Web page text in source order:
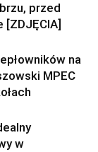
przed
na
MPEC
w